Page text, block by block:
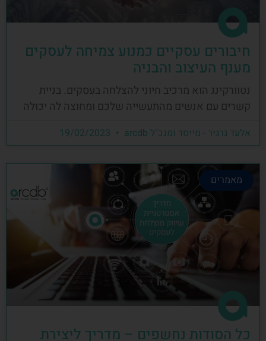
חיבורים עסקיים כמנוע צמיחה לעסקים
מענף העיצוב והבניה
נטוורקינג הוא מרכיב חיוני להצלחה בעסקים. בניית
קשרים עם אנשים מהתעשייה שלכם ומחוצה לה יכולה
אלעד גרגיר - מייסד ומנכ"ל arcdb
מאמרים
כל הסודות נחשפים – מדריך ליצירת